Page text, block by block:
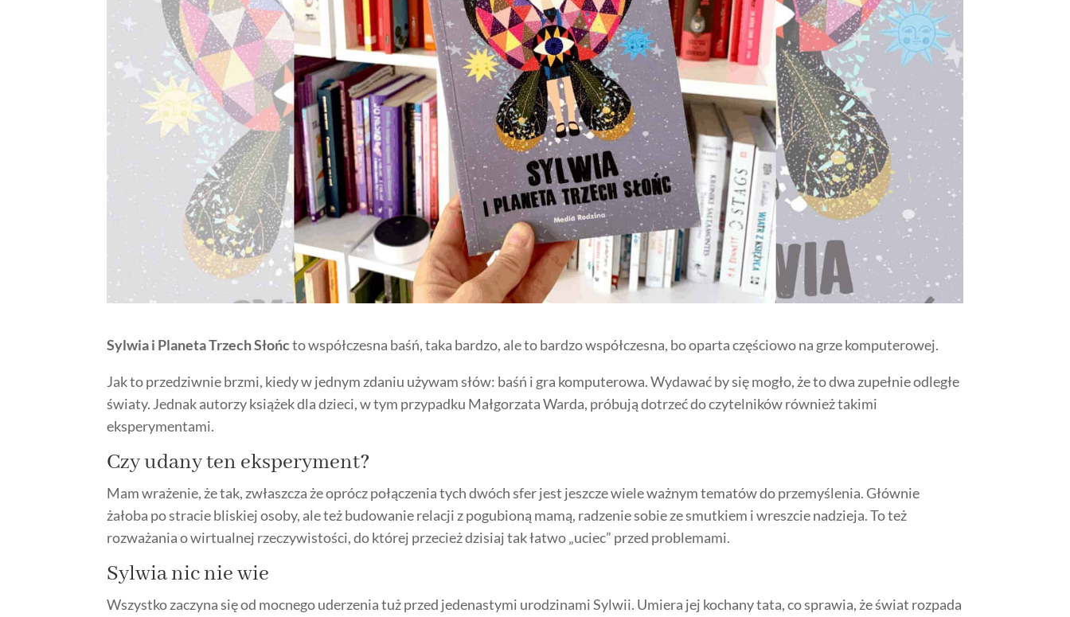
Sylwia i Planeta Trzech Słońcto współczesna baśń, taka bardzo, ale to bardzo współczesna, bo oparta częściowo na grze komputerowej.
Jak to przedziwnie brzmi, kiedy w jednym zdaniu używam słów: baśń i gra komputerowa. Wydawać by się mogło, że to dwa zupełnie odległe
światy. Jednak autorzy książek dla dzieci, w tym przypadku Małgorzata Warda, próbują dotrzeć do czytelników również takimi
eksperymentami.
Czy udany ten eksperyment?
Mam wrażenie, że tak, zwłaszcza że oprócz połączenia tych dwóch sfer jest jeszcze wiele ważnym tematów do przemyślenia. Głównie
żałoba po stracie bliskiej osoby, ale też budowanie relacji z pogubioną mamą, radzenie sobie ze smutkiem i wreszcie nadzieja. To też
rozważania o wirtualnej rzeczywistości, do której przecież dzisiaj tak łatwo „uciec” przed problemami.
Sylwia nic nie wie
Wszystko zaczyna się od mocnego uderzenia tuż przed jedenastymi urodzinami Sylwii. Umiera jej kochany tata, co sprawia, że świat rozpada